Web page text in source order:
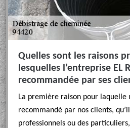
Quelles sont les raisons
lesquelles l’entreprise EL
recommandée par ses
La première raison pour laquelle
recommandé par nos clients,
professionnels ou des